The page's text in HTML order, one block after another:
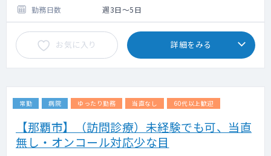
勤務日数 週3日～5日
お気に入り 詳細をみる
常勤 病院 ゆったり勤務 当直なし 60代以上歓迎
【那覇市】（訪問診療）未経験でも可、当直
無し・オンコール対応少な目